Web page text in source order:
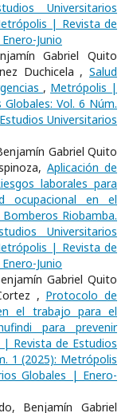
Universitarios
| Revista de
Junio
Gabriel Quito
Duchicela , Salud
, Metrópolis |
Vol. 6 Núm.
Universitarios
Gabriel Quito
Aplicación de
laborales para
ocupacional en el
Riobamba.
Universitarios
| Revista de
Junio
Gabriel Quito
, Protocolo de
el trabajo para el
para prevenir
Revista de Estudios
1 (2025): Metrópolis
Globales | Enero-
Benjamín Gabriel